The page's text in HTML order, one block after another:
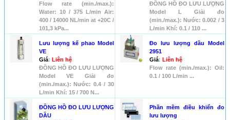
Flow rate (min./max.):
Water: 10 / 375 L/min Air:
400 / 14000 NL/min at +20C /
101,3 kPa...
ĐỒNG HỒ ĐO LƯU LƯỢNG
Model L Giải đo
(min./max.): Nước: 0.002 / 3
L/min Khí: 0.1 / 110 ...
Lưu lượng kế phao Model
VE
Giá: Liên hệ
ĐỒNG HỒ ĐO LƯU LƯỢNG
Model VE Giải đo
(min./max.): Nước: 0.4 / 30
L/min Khí: 15 / 700 N...
Đo lưu lượng dầu Model
2951
Giá: Liên hệ
Flow rate (min./max.): Oil:
0.1 / 100 L/min ...
ĐỒNG HỒ ĐO LƯU LƯỢNG
DẦU
Phần mềm điều khiển đo
lưu lượng